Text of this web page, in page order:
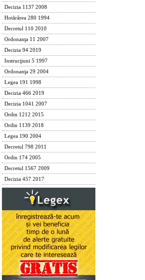
Decizia 1137 2008
Hotărârea 280 1994
Decretul 110 2010
Ordonanţa 11 2007
Decizia 94 2019
Instrucţiuni 5 1997
Ordonanţa 29 2004
Legea 191 1998
Decizia 466 2019
Decizia 1041 2007
Ordin 1212 2015
Ordin 1139 2018
Legea 190 2004
Decretul 798 2011
Ordin 174 2005
Decretul 1567 2009
Decizia 457 2017